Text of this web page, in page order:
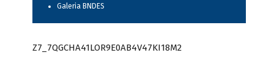
Galeria BNDES
Z7_7QGCHA41LOR9E0AB4V47KI18M2